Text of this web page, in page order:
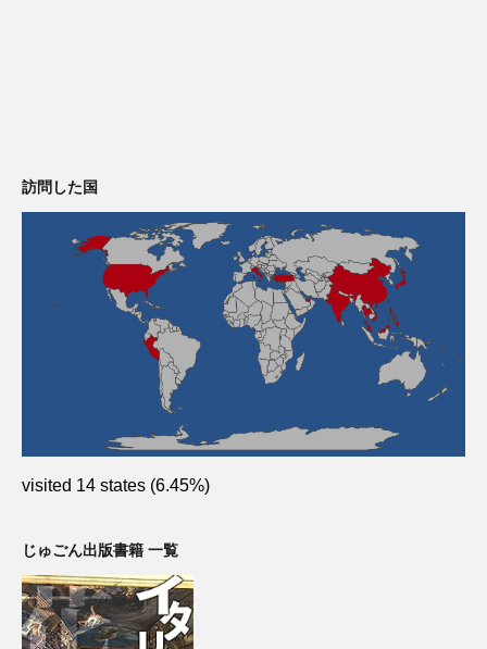
訪問した国
visited 14 states (6.45%)
じゅごん出版書籍 一覧